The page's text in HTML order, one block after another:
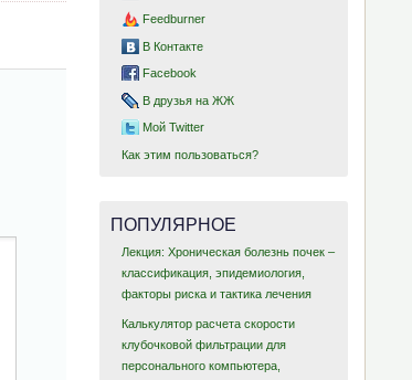
Feedburner
В Контакте
Facebook
В друзья на ЖЖ
Мой Twitter
Как этим пользоваться?
ПОПУЛЯРНОЕ
Лекция: Хроническая болезнь почек –
классификация, эпидемиология,
факторы риска и тактика лечения
Калькулятор расчета скорости
клубочковой фильтрации для
персонального компьютера,